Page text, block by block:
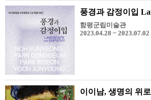
함평군립미술관
2023.04.28 ~ 2023.07.02
이이남, 생명의 위로